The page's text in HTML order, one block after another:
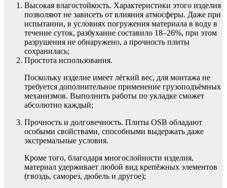
Высокая влагостойкость. Характеристики этого изделия
позволяют не зависеть от влияния атмосферы. Даже при
испытании, в условиях погружения материала в воду в
течение суток, разбухание составило 18–26%, при этом
разрушения не обнаружено, а прочность плиты
сохранилась;
Простота использования.
Поскольку изделие имеет лёгкий вес, для монтажа не
требуется дополнительное применение грузоподъёмных
механизмов. Выполнить работы по укладке сможет
абсолютно каждый;
Прочность и долговечность. Плиты OSB обладают
особыми свойствами, способными выдержать даже
экстремальные условия.
Кроме того, благодаря многослойности изделия,
материал удерживает любой вид крепёжных элементов
(гвоздь, саморез, дюбель и другое);